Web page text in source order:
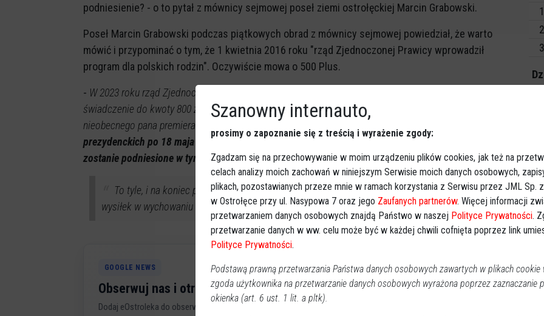
podniesienie? - o to pytał z mównicy sejmowej poseł ziemi ostrołęckiej Marcin Grabowski.
Poseł Marcin Grabowski podczas piątkowych obrad z mównicy sejmowej powiedział, że warto
mówić i przypominać o tym, że 1 kwietnia 2016 roku "rząd Zjednoczonej Prawicy wprowadził
program dla polskich rodzin". Oczywiście mowa o 500 Plus.
- W 2023 roku rząd Zjednoczonej Prawicy podniósł te
świadczenie do kwoty 800 złotych. Mam takie pytanie do pani minister, do polskiego rządu, do
nieobecnego pana premiera Donalda Tuska,
prezydenckich po 18 maja tego roku i w następnym roku 2026? I drugie pytanie, czy to świadczenie
zostanie podniesione w tym roku i w następnym 2026?- pytał poseł, dodając:
To tyle, i na koniec pozdrawiam wszystkie polskie rodziny i dziękuję rodzicom za ich trud i
wysiłek w wychowaniu swoich pociech.
GOOGLE NEWS
Obserwuj nas i otrzymuj nowe wiadomości
Dodaj eOstroleka do obserwowanych źródeł w Google News.
Obserwuj w Google News
Szanowny internauto,
prosimy o zapoznanie się z treścią i wyrażenie zgody:
Zgadzam się na przechowywanie w moim urządzeniu plików cookies, jak też na
celach analizy moich zachowań w niniejszym Serwisie moich danych osobowych,
plikach, pozostawianych przeze mnie w ramach korzystania z Serwisu przez JML Sp.
w Ostrołęce przy ul. Nasypowa 7 oraz jego Zaufanych partnerów. Więcej informacji
przetwarzaniem danych osobowych znajdą Państwo w naszej Polityce Prywatności.
przetwarzanie danych w ww. celu może być w każdej chwili cofnięta poprzez link
Polityce Prywatności.
Podstawą prawną przetwarzania Państwa danych osobowych zawartych w plikach cookie
zgoda użytkownika na przetwarzanie danych osobowych wyrażona poprzez zaznaczanie
okienka (art. 6 ust. 1 lit. a pltk).